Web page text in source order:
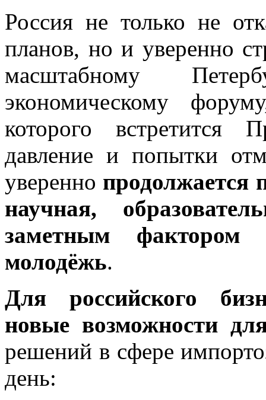
Россия не только не
планов, но и уверенно
масштабному
экономическому
которого
давление и попытки
уверенно продолжается
научная,
заметным фактором
молодёжь.
Для российского
новые возможности
решений в сфере
день: